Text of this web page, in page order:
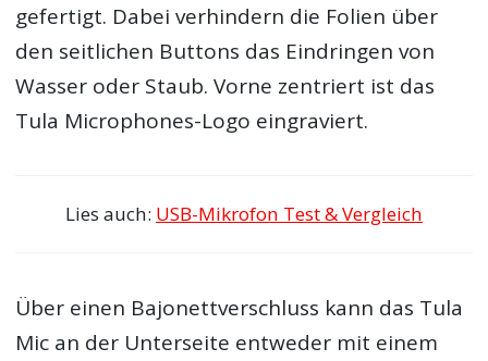
gefertigt. Dabei verhindern die Folien über
den seitlichen Buttons das Eindringen von
Wasser oder Staub. Vorne zentriert ist das
Tula Microphones-Logo eingraviert.
Lies auch: USB-Mikrofon Test & Vergleich
Über einen Bajonettverschluss kann das Tula
Mic an der Unterseite entweder mit einem